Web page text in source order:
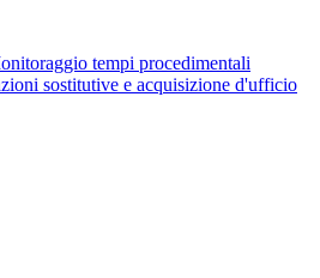
tempi procedimentali
sostitutive e acquisizione d'ufficio